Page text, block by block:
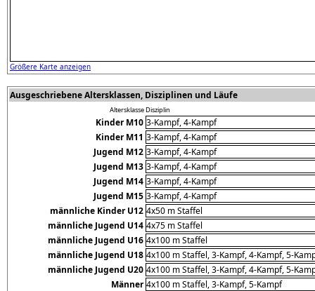
Größere Karte anzeigen
Ausgeschriebene Altersklassen, Disziplinen und Läufe
AltersklasseDisziplin
Kinder M10 3-Kampf, 4-Kampf
Kinder M11 3-Kampf, 4-Kampf
Jugend M12 3-Kampf, 4-Kampf
Jugend M13 3-Kampf, 4-Kampf
Jugend M14 3-Kampf, 4-Kampf
Jugend M15 3-Kampf, 4-Kampf
männliche Kinder U12 4x50 m Staffel
männliche Jugend U14 4x75 m Staffel
männliche Jugend U16 4x100 m Staffel
männliche Jugend U18 4x100 m Staffel, 3-Kampf, 4-Kampf, 5-
männliche Jugend U20 4x100 m Staffel, 3-Kampf, 4-Kampf, 5-
Männer 4x100 m Staffel, 3-Kampf, 5-Kampf